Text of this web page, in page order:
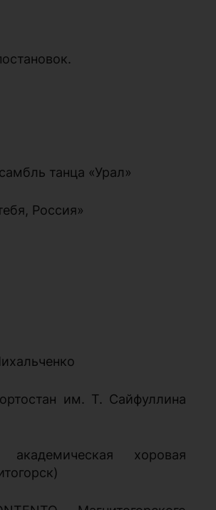
танца «Урал»
Россия»
им. Т. Сайфуллина
академическая хоровая